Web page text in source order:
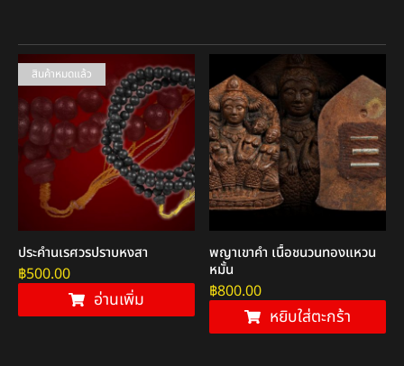
สินค้าหมดแล้ว
ประคำนเรศวรปราบหงสา
฿500.00
อ่านเพิ่ม
พญาเขาคำ เนื้อชนวนทองแหวน
หมั้น
฿800.00
หยิบใส่ตะกร้า